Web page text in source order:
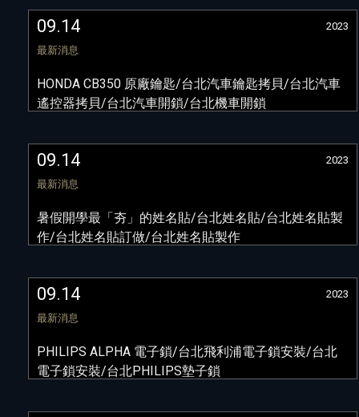
09.14
2023
最新消息
HONDA CB350 原廠鑰匙/台北汽車鑰匙拷貝/台北汽車
遙控器拷貝/台北汽車開鎖/台北機車開鎖
09.14
2023
最新消息
暑假開學最「夯」的姓名貼/台北姓名貼/台北姓名貼製
作/台北姓名貼訂做/台北姓名貼製作
09.14
2023
最新消息
PHILIPS ALPHA 電子鎖/台北飛利浦電子鎖安裝/台北
電子鎖安裝/台北PHILIPS墊子鎖